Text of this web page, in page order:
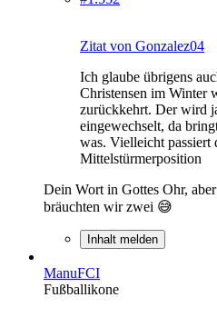
Zitat von Gonzalez04
Ich glaube übrigens
Christensen im Winter
zurückkehrt. Der wird
eingewechselt, da
was. Vielleicht passiert
Mittelstürmerposition
Dein Wort in Gottes Ohr,
bräuchten wir zwei 😅
Inhalt melden
ManuFCI
Fußballikone